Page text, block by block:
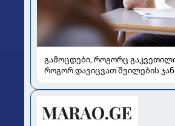
გამოცდები, როგორც გაკვეთილი
როგორ დავიცვათ შვილების